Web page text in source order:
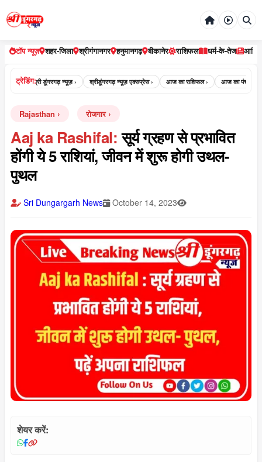
टॉप न्यूज़ शहर-जिला श्रीगंगानगर हनुमानगढ़ बीकानेर राशिफल धर्म-के-तेज
ट्रेडिंग:श्री डूंगरगढ़ न्यूज़ › श्रीडूंगरगढ़ न्यूज़ एक्सप्रेस › आज का राशिफल › आज का पंचांग ›
Rajasthan रोजगार
Aaj ka Rashifal: सूर्य ग्रहण से प्रभावित
होंगी ये 5 राशियां, जीवन में शुरू होगी उथल-
पुथल
Sri Dungargarh News October 14, 2023
शेयर करें: